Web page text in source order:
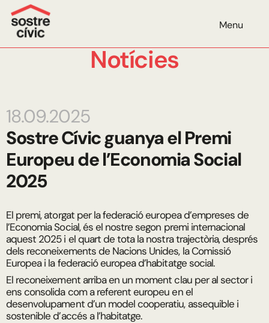
Menu
Notícies
18.09.2025
Sostre Cívic guanya el Premi
Europeu de l’Economia Social
2025
El premi, atorgat per la federació europea d’empreses de
l’Economia Social, és el nostre segon premi internacional
aquest 2025 i el quart de tota la nostra trajectòria, després
dels reconeixements de Nacions Unides, la Comissió
Europea i la federació europea d’habitatge social.
El reconeixement arriba en un moment clau per al sector i
ens consolida com a referent europeu en el
desenvolupament d’un model cooperatiu, assequible i
sostenible d’accés a l’habitatge.